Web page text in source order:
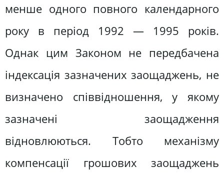
менше одного повного календарного
року в період 1992 — 1995 років.
Однак цим Законом не передбачена
індексація зазначених заощаджень, не
визначено співвідношення, у якому
зазначені заощадження
відновлюються. Тобто механізму
компенсації грошових заощаджень